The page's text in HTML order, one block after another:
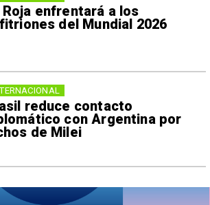
Roja enfrentará a los
del Mundial 2026
reduce contacto
con Argentina por
de Milei